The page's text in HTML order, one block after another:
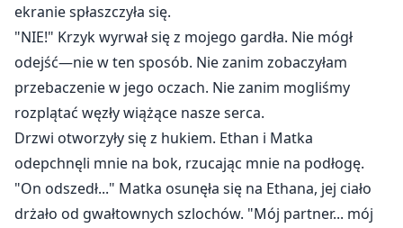
ekranie spłaszczyła się.
"NIE!" Krzyk wyrwał się z mojego gardła. Nie mógł
odejść—nie w ten sposób. Nie zanim zobaczyłam
przebaczenie w jego oczach. Nie zanim mogliśmy
rozplątać węzły wiążące nasze serca.
Drzwi otworzyły się z hukiem. Ethan i Matka
odepchnęli mnie na bok, rzucając mnie na podłogę.
"On odszedł..." Matka osunęła się na Ethana, jej ciało
drżało od gwałtownych szlochów. "Mój partner... mój